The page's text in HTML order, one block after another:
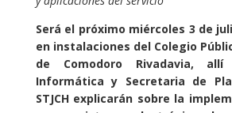
Será el próximo miércoles 3 de
en instalaciones del Colegio
de Comodoro Rivadavia,
Informática y Secretaria de
STJCH explicarán sobre la